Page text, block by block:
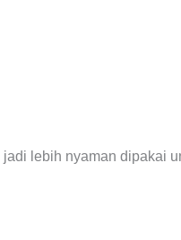
lebih nyaman dipakai